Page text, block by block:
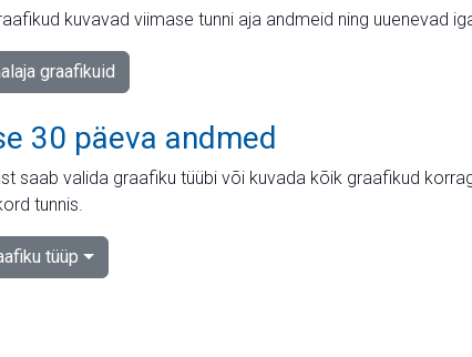
kuvavad viimase tunni aja andmeid ning uuenevad
graafikuid
30 päeva andmed
saab valida graafiku tüübi või kuvada kõik graafikud
tunnis.
tüüp